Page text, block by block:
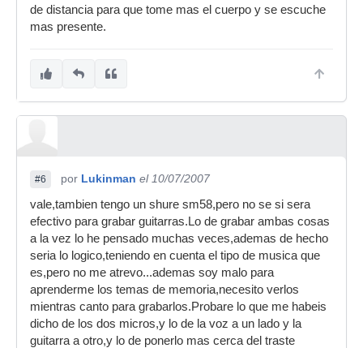
de distancia para que tome mas el cuerpo y se escuche
mas presente.
#6 por Lukinman el 10/07/2007
vale,tambien tengo un shure sm58,pero no se si sera
efectivo para grabar guitarras.Lo de grabar ambas cosas
a la vez lo he pensado muchas veces,ademas de hecho
seria lo logico,teniendo en cuenta el tipo de musica que
es,pero no me atrevo...ademas soy malo para
aprenderme los temas de memoria,necesito verlos
mientras canto para grabarlos.Probare lo que me habeis
dicho de los dos micros,y lo de la voz a un lado y la
guitarra a otro,y lo de ponerlo mas cerca del traste